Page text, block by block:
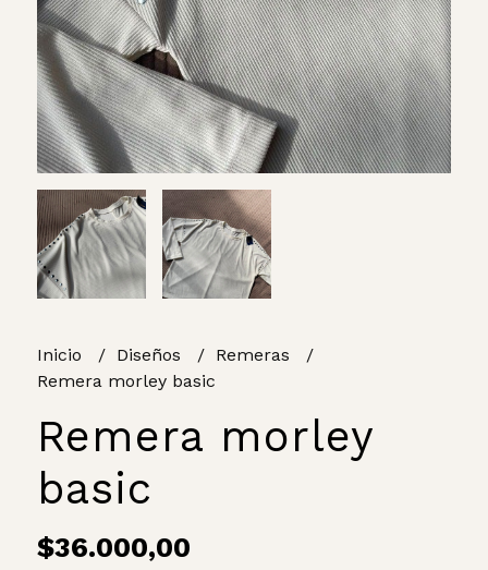
Inicio Diseños
Remeras
Remera morley basic
Remera morley
basic
$36.000,00